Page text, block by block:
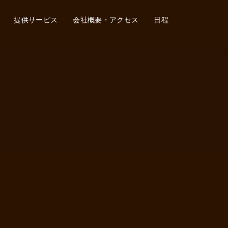
提供サービス 会社概要・アクセス 日程